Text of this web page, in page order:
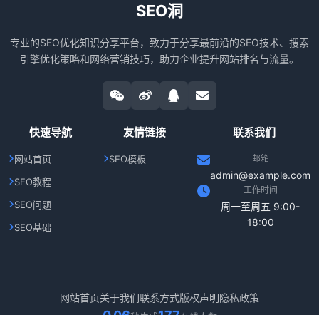
SEO洞
专业的SEO优化知识分享平台，致力于分享最前沿的SEO技术、搜索
引擎优化策略和网络营销技巧，助力企业提升网站排名与流量。
快速导航
网站首页
SEO教程
SEO问题
SEO基础
友情链接
SEO模板
联系我们
邮箱
admin@example.com
工作时间
周一至周五 9:00-
18:00
网站首页关于我们联系方式版权声明隐私政策